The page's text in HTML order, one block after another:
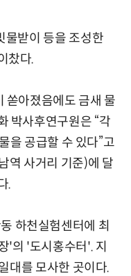
물받이 등을 조성한
찼다.
쏟아졌음에도 금새 물
박사후연구원은 “각
을 공급할 수 있다”고
역 사거리 기준)에 달
.
하천실험센터에 최
'의 '도시홍수터'. 지
대를 모사한 곳이다.